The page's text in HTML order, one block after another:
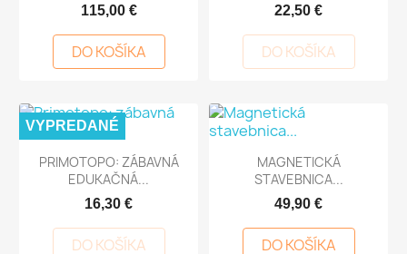
115,00 €
DO KOŠÍKA
22,50 €
DO KOŠÍKA
PRIMOTOPO: ZÁBAVNÁ
EDUKAČNÁ...
16,30 €
DO KOŠÍKA
VYPREDANÉ
MAGNETICKÁ
STAVEBNICA...
49,90 €
DO KOŠÍKA